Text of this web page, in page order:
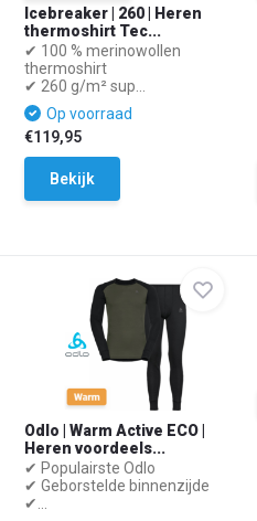
Icebreaker | 260 | Heren
thermoshirt Tec...
✔ 100 % merinowollen
thermoshirt
✔ 260 g/m² sup...
Op voorraad
€119,95
Bekijk
Odlo | Warm Active ECO |
Heren voordeels...
✔ Populairste Odlo
✔ Geborstelde binnenzijde
✔...